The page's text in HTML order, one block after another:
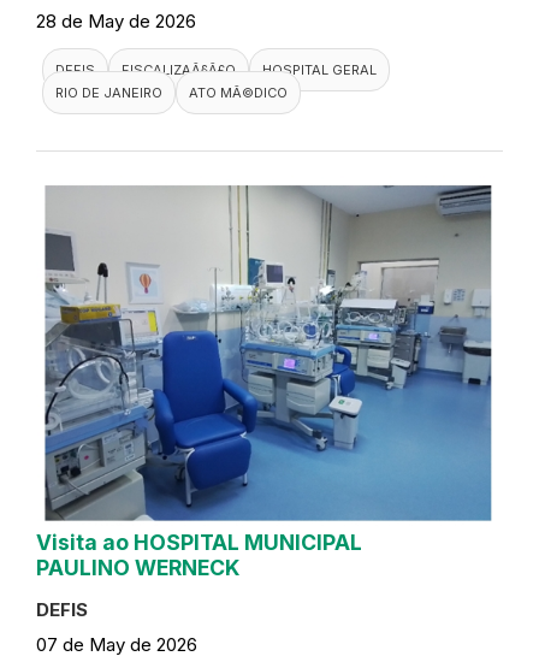
28 de May de 2026
DEFIS FISCALIZAÃ§Ã£O
HOSPITAL GERAL
RIO DE JANEIRO
ATO MÃ©DICO
Visita ao HOSPITAL MUNICIPAL
PAULINO WERNECK
DEFIS
07 de May de 2026